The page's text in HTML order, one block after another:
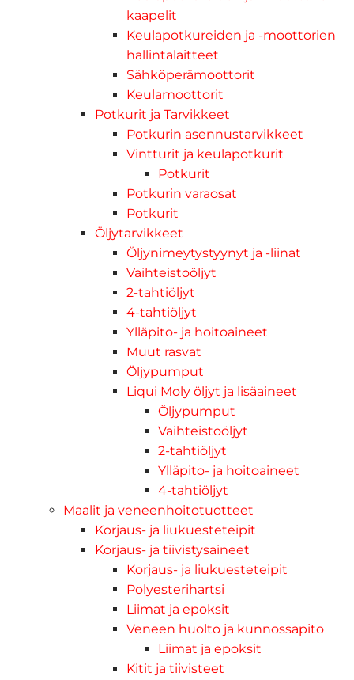
kaapelit
Keulapotkureiden ja -moottorien
hallintalaitteet
Sähköperämoottorit
Keulamoottorit
Potkurit ja Tarvikkeet
Potkurin asennustarvikkeet
Vintturit ja keulapotkurit
Potkurit
Potkurin varaosat
Potkurit
Öljytarvikkeet
Öljynimeytystyynyt ja -liinat
Vaihteistoöljyt
2-tahtiöljyt
4-tahtiöljyt
Ylläpito- ja hoitoaineet
Muut rasvat
Öljypumput
Liqui Moly öljyt ja lisäaineet
Öljypumput
Vaihteistoöljyt
2-tahtiöljyt
Ylläpito- ja hoitoaineet
4-tahtiöljyt
Maalit ja veneenhoitotuotteet
Korjaus- ja liukuesteteipit
Korjaus- ja tiivistysaineet
Korjaus- ja liukuesteteipit
Polyesterihartsi
Liimat ja epoksit
Veneen huolto ja kunnossapito
Liimat ja epoksit
Kitit ja tiivisteet